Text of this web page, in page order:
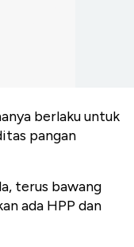
berlaku untuk
pangan
terus bawang
ada HPP dan